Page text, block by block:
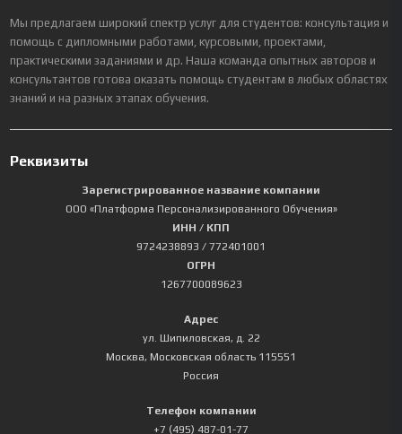
Мы предлагаем широкий спектр услуг для студентов: консультация и
помощь с дипломными работами, курсовыми, проектами,
практическими заданиями и др. Наша команда опытных авторов и
консультантов готова оказать помощь студентам в любых областях
знаний и на разных этапах обучения.
Реквизиты
Зарегистрированное название компании
ООО «Платформа Персонализированного Обучения»
ИНН / КПП
9724238893 / 772401001
ОГРН
1267700089623
Адрес
ул. Шипиловская, д. 22
Москва, Московская область 115551
Россия
Телефон компании
+7 (495) 487-01-77